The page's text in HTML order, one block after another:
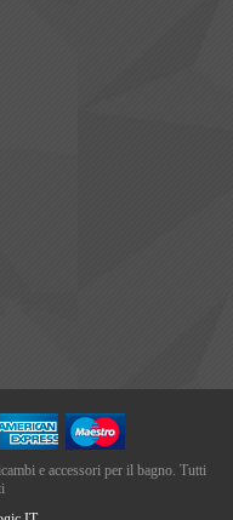
e accessori per il bagno. Tutti